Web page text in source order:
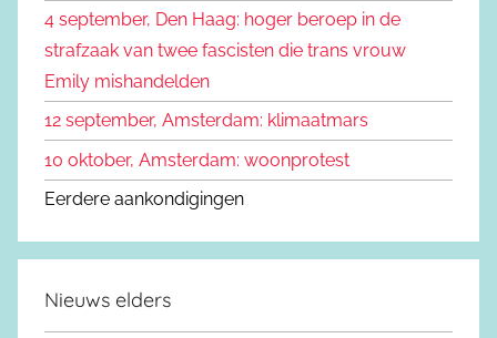
4 september, Den Haag: hoger beroep in de
strafzaak van twee fascisten die trans vrouw
Emily mishandelden
12 september, Amsterdam: klimaatmars
10 oktober, Amsterdam: woonprotest
Eerdere aankondigingen
Nieuws elders